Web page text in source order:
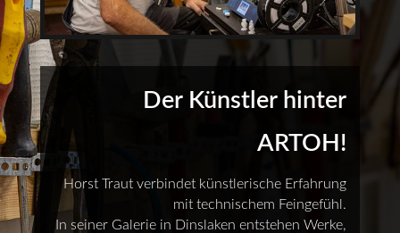
Der Künstler hinter
ARTOH!
Horst Traut verbindet künstlerische Erfahrung
mit technischem Feingefühl.
In seiner Galerie in Dinslaken entstehen Werke,